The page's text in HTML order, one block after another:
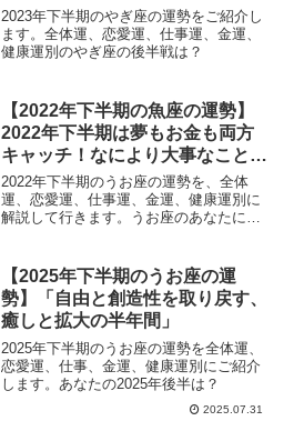
半期
2023年下半期のやぎ座の運勢をご紹介し
ます。全体運、恋愛運、仕事運、金運、
健康運別のやぎ座の後半戦は？
【2022年下半期の魚座の運勢】
2022年下半期は夢もお金も両方
キャッチ！なにより大事なことは
あなた自身が楽しむこと
2022年下半期のうお座の運勢を、全体
運、恋愛運、仕事運、金運、健康運別に
解説して行きます。うお座のあなたにと
【2025年下半期のうお座の運
勢】「自由と創造性を取り戻す、
癒しと拡大の半年間」
2025年下半期のうお座の運勢を全体運、
恋愛運、仕事、金運、健康運別にご紹介
します。あなたの2025年後半は？
2025.07.31